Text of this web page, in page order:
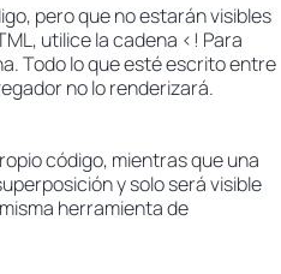
pero que no estarán visibles
utilice la cadena <! Para
Todo lo que esté escrito entre
no lo renderizará.
código, mientras que una
y solo será visible
herramienta de